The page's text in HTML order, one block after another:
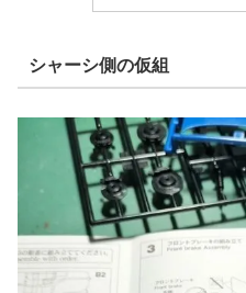
シャーシ側の仮組